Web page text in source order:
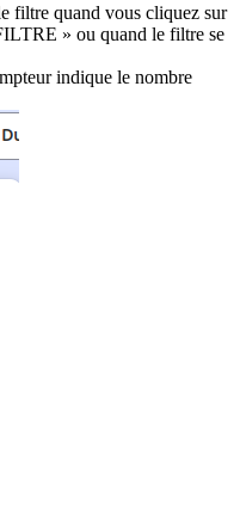
filtre quand vous cliquez sur
» ou quand le filtre se
indique le nombre